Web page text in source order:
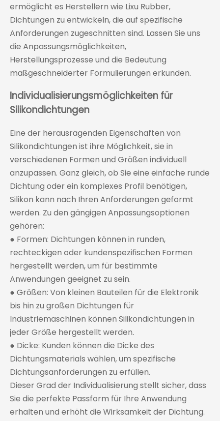
ermöglicht es Herstellern wie Lixu Rubber,
Dichtungen zu entwickeln, die auf spezifische
Anforderungen zugeschnitten sind. Lassen Sie uns
die Anpassungsmöglichkeiten,
Herstellungsprozesse und die Bedeutung
maßgeschneiderter Formulierungen erkunden.
Individualisierungsmöglichkeiten für
Silikondichtungen
Eine der herausragenden Eigenschaften von
Silikondichtungen ist ihre Möglichkeit, sie in
verschiedenen Formen und Größen individuell
anzupassen. Ganz gleich, ob Sie eine einfache runde
Dichtung oder ein komplexes Profil benötigen,
Silikon kann nach Ihren Anforderungen geformt
werden. Zu den gängigen Anpassungsoptionen
gehören:
● Formen: Dichtungen können in runden,
rechteckigen oder kundenspezifischen Formen
hergestellt werden, um für bestimmte
Anwendungen geeignet zu sein.
● Größen: Von kleinen Bauteilen für die Elektronik
bis hin zu großen Dichtungen für
Industriemaschinen können Silikondichtungen in
jeder Größe hergestellt werden.
● Dicke: Kunden können die Dicke des
Dichtungsmaterials wählen, um spezifische
Dichtungsanforderungen zu erfüllen.
Dieser Grad der Individualisierung stellt sicher, dass
Sie die perfekte Passform für Ihre Anwendung
erhalten und erhöht die Wirksamkeit der Dichtung.